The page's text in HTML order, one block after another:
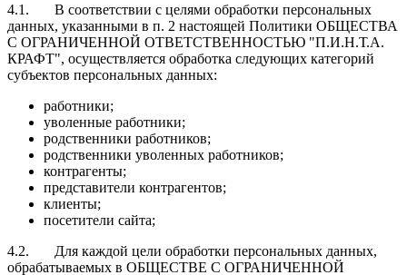
4.1. В соответствии с целями обработки персональных
данных, указанными в п. 2 настоящей Политики ОБЩЕСТВА
С ОГРАНИЧЕННОЙ ОТВЕТСТВЕННОСТЬЮ "П.И.Н.Т.А.
КРАФТ", осуществляется обработка следующих категорий
субъектов персональных данных:
работники;
уволенные работники;
родственники работников;
родственники уволенных работников;
контрагенты;
представители контрагентов;
клиенты;
посетители сайта;
4.2. Для каждой цели обработки персональных данных,
обрабатываемых в ОБЩЕСТВЕ С ОГРАНИЧЕННОЙ